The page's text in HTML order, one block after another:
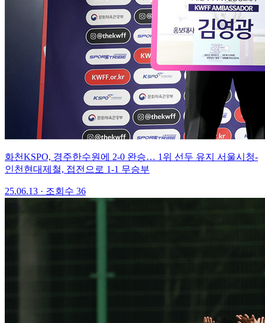
화천KSPO, 경주한수원에 2-0 완승… 1위 선두 유지 서울시청-
인천현대제철, 접전으로 1-1 무승부
25.06.13 · 조회수 36